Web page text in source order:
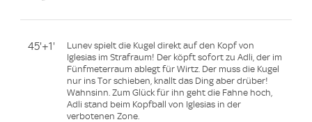
45'+1'
Lunev spielt die Kugel direkt auf den Kopf von
Iglesias im Strafraum! Der köpft sofort zu Adli, der im
Fünfmeterraum ablegt für Wirtz. Der muss die Kugel
nur ins Tor schieben, knallt das Ding aber drüber!
Wahnsinn. Zum Glück für ihn geht die Fahne hoch,
Adli stand beim Kopfball von Iglesias in der
verbotenen Zone.